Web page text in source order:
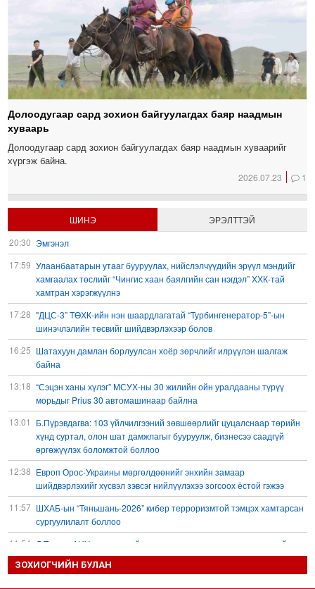
Долоодугаар сард зохион байгуулагдах баяр наадмын
хуваарь
Долоодугаар сард зохион байгуулагдах баяр наадмын хуваарийг
хүргэж байна.
2026.07.23 1
ШИНЭ
ЭРЭЛТТЭЙ
20:30 Эмгэнэл
17:59 Улаанбаатарын утааг бууруулах, нийслэлчүүдийн эрүүл мэндийг
хамгаалах төслийг “Чингис хаан баялгийн сан нэгдэл” ХХК-тай
хамтран хэрэгжүүлнэ
17:28 "ДЦС-3” ТӨХК-ийн нэн шаардлагатай “Турбингенератор-5”-ын
шинэчлэлийн төсвийг шийдвэрлэхээр болов
16:25 Шатахуун дамлан борлуулсан хоёр зөрчлийг илрүүлэн шалгаж
байна
13:18 “Сэцэн ханы хүлэг” МСУХ-ны 30 жилийн ойн уралдааны түрүү
морьдыг Prius 30 автомашинаар байлна
13:01
Б.Пүрэвдагва: 103 үйлчилгээний зөвшөөрлийг цуцалснаар төрийн
хүнд суртал, олон шат дамжлагыг бууруулж, бизнесээ саадгүй
өргөжүүлэх боломжтой боллоо
12:38 Европ Орос-Украины мөргөлдөөнийг энхийн замаар
шийдвэрлэхийг хүсвэл зэвсэг нийлүүлэхээ зогсоох ёстой гэжээ
11:57 ШХАБ-ын “Тяньшань-2026” кибер терроризмтой тэмцэх хамтарсан
сургуулилалт боллоо
11:54
Д.Трамп: АНУ сум, зэвсгийн нөөцөө нэмэгдүүлэх шаардлагатай
11:11 Б.Хулан дэлхийн аварга боллоо
ЗОХИОГЧИЙН БУЛАН